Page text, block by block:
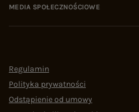
MEDIA SPOŁECZNOŚCIOWE
Regulamin
Polityka prywatności
Odstąpienie od umowy